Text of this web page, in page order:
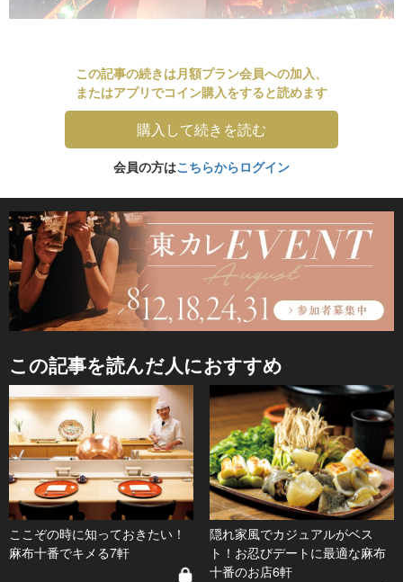
この記事の続きは月額プラン会員への加入、
またはアプリでコイン購入をすると読めます
購入して続きを読む
会員の方はこちらからログイン
この記事を読んだ人におすすめ
ここぞの時に知っておきたい！
麻布十番でキメる7軒
隠れ家風でカジュアルがベス
ト！お忍びデートに最適な麻布
十番のお店6軒